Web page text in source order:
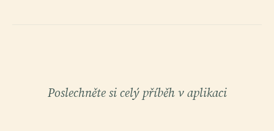
Poslechněte si celý příběh v aplikaci